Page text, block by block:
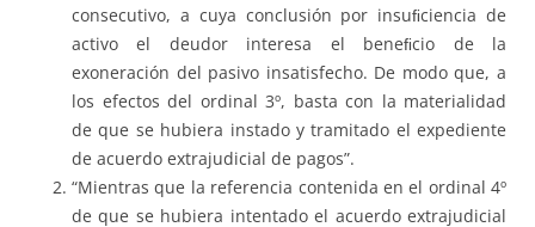
consecutivo, a cuya conclusión por insuﬁciencia de
activo el deudor interesa el beneﬁcio de la
exoneración del pasivo insatisfecho. De modo que, a
los efectos del ordinal 3º, basta con la materialidad
de que se hubiera instado y tramitado el expediente
de acuerdo extrajudicial de pagos”.
“Mientras que la referencia contenida en el ordinal 4º
de que se hubiera intentado el acuerdo extrajudicial